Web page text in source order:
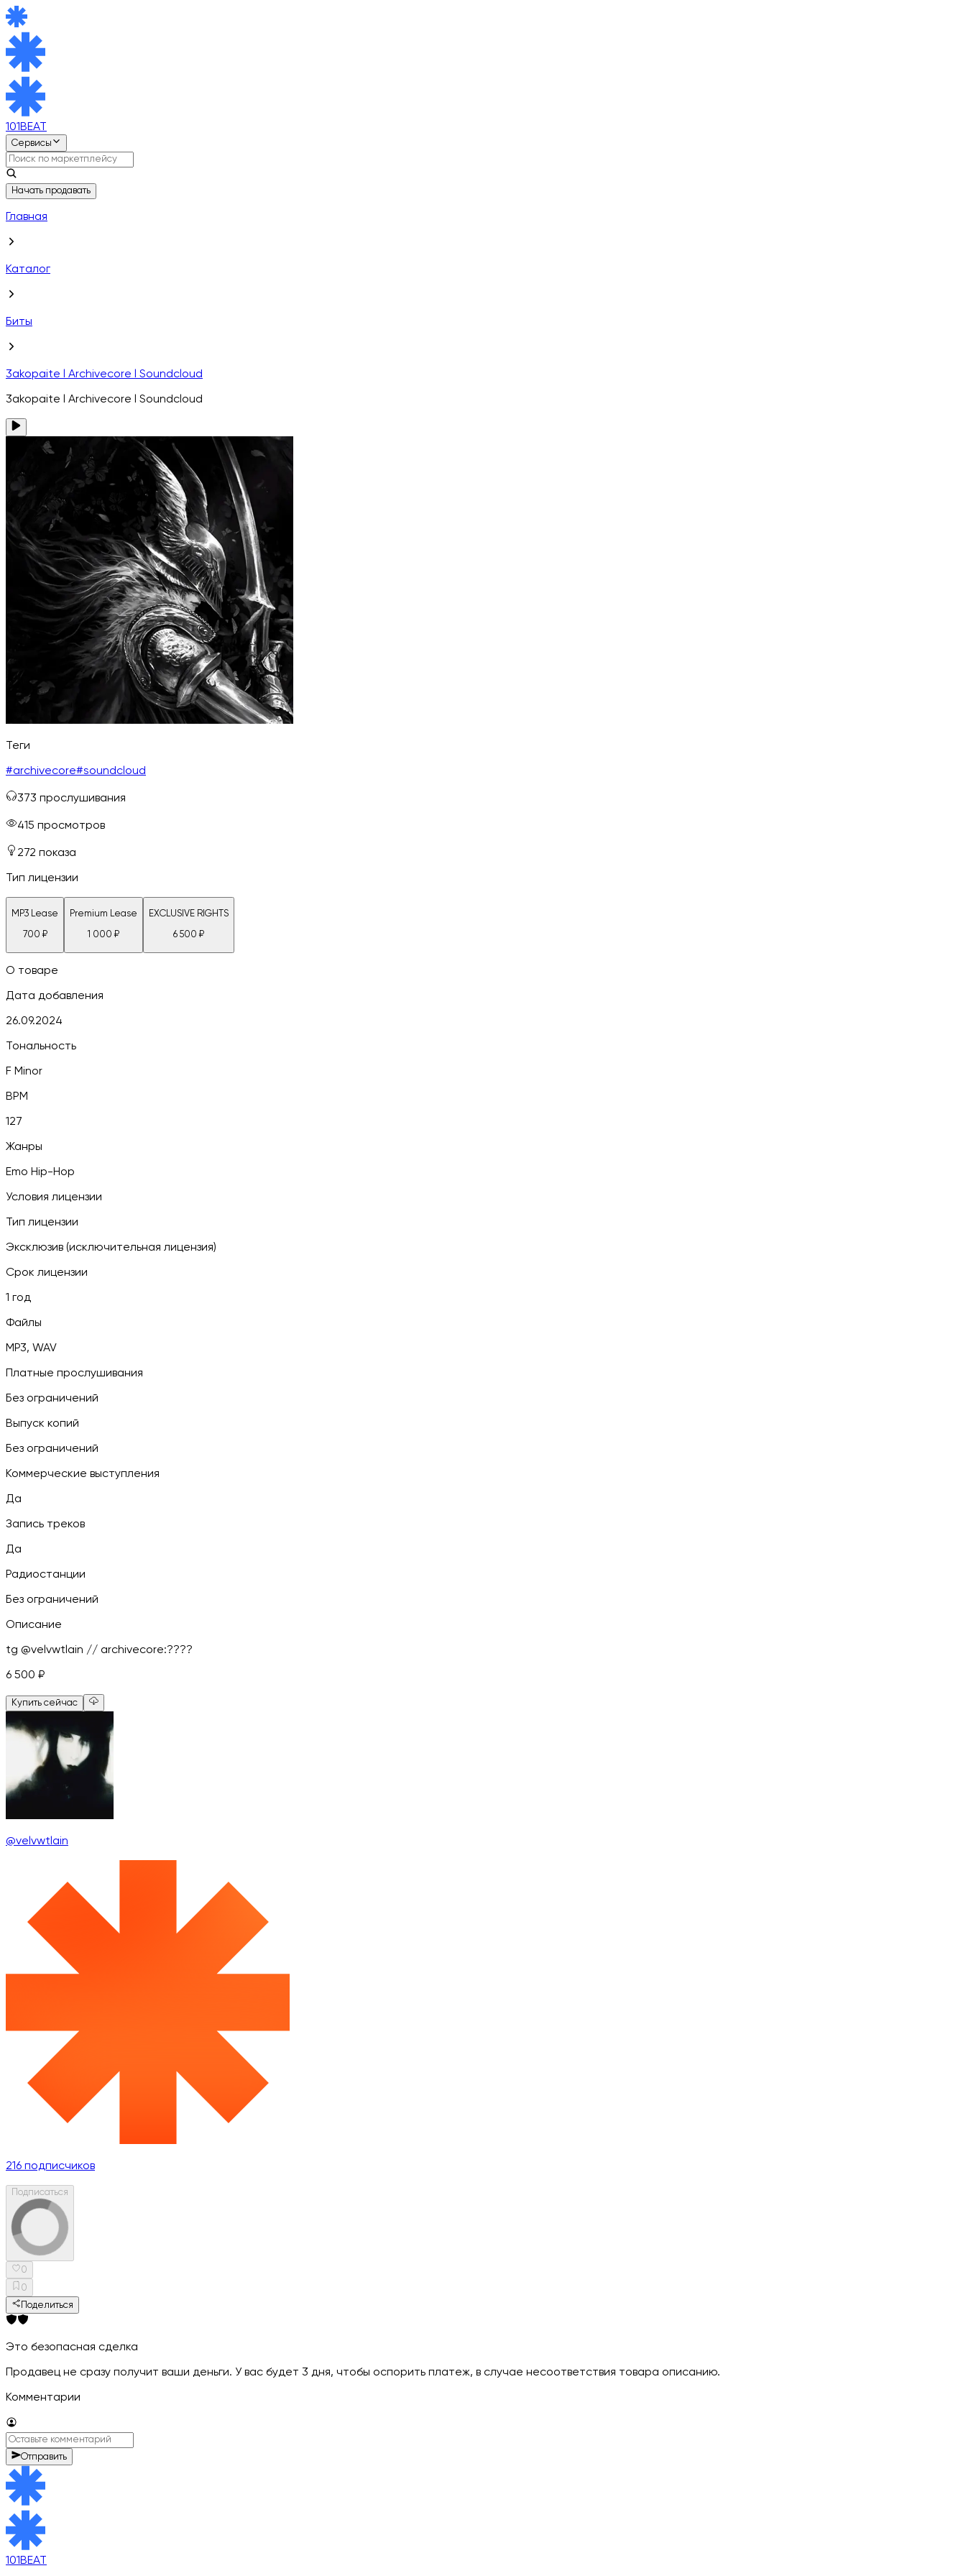
101BEAT
Сервисы
Начать продавать
Главная
Каталог
Биты
3akopaite l Archivecore l Soundcloud
3akopaite l Archivecore l Soundcloud
Теги
#archivecore#soundcloud
373 прослушивания
415 просмотров
272 показа
Тип лицензии
MP3 Lease
700 ₽
Premium Lease
1 000 ₽
EXCLUSIVE RIGHTS
6 500 ₽
О товаре
Дата добавления
26.09.2024
Тональность
F Minor
BPM
127
Жанры
Emo Hip-Hop
Условия лицензии
Тип лицензии
Эксклюзив (исключительная лицензия)
Срок лицензии
1 год
Файлы
MP3, WAV
Платные прослушивания
Без ограничений
Выпуск копий
Без ограничений
Коммерческие выступления
Да
Запись треков
Да
Радиостанции
Без ограничений
Описание
tg @velvwtlain // archivecore:????
6 500 ₽
Купить сейчас
@velvwtlain
216 подписчиков
Подписаться
0
0
Поделиться
Это безопасная сделка
Продавец не сразу получит ваши деньги. У вас будет 3 дня, чтобы оспорить платеж, в случае несоответствия товара описанию.
Комментарии
Отправить
101BEAT